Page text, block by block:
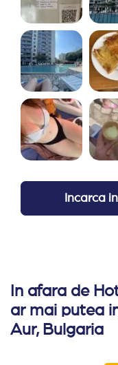
Incarca
In afara de
ar mai putea
Aur, Bulgaria